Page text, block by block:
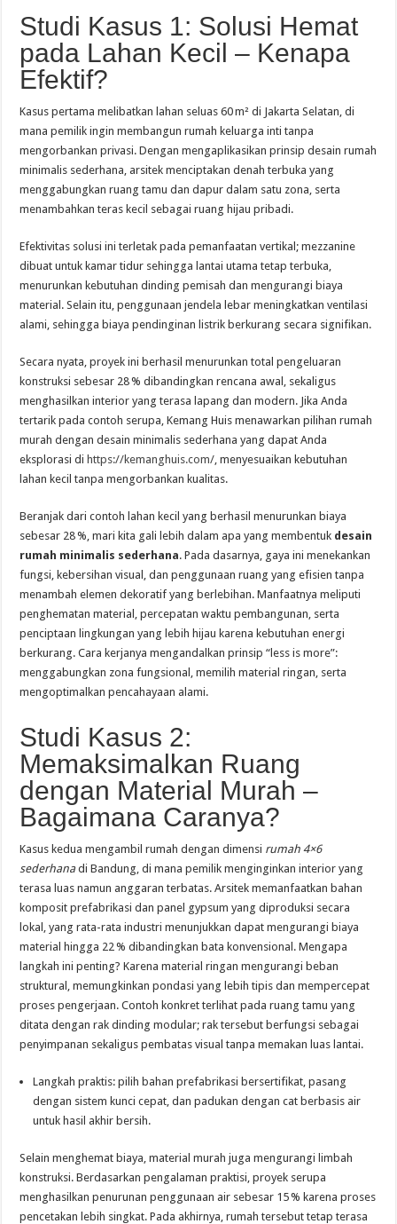
Studi Kasus 1: Solusi Hemat
pada Lahan Kecil – Kenapa
Efektif?
Kasus pertama melibatkan lahan seluas 60 m² di Jakarta Selatan, di
mana pemilik ingin membangun rumah keluarga inti tanpa
mengorbankan privasi. Dengan mengaplikasikan prinsip desain rumah
minimalis sederhana, arsitek menciptakan denah terbuka yang
menggabungkan ruang tamu dan dapur dalam satu zona, serta
menambahkan teras kecil sebagai ruang hijau pribadi.
Efektivitas solusi ini terletak pada pemanfaatan vertikal; mezzanine
dibuat untuk kamar tidur sehingga lantai utama tetap terbuka,
menurunkan kebutuhan dinding pemisah dan mengurangi biaya
material. Selain itu, penggunaan jendela lebar meningkatkan ventilasi
alami, sehingga biaya pendinginan listrik berkurang secara signifikan.
Secara nyata, proyek ini berhasil menurunkan total pengeluaran
konstruksi sebesar 28 % dibandingkan rencana awal, sekaligus
menghasilkan interior yang terasa lapang dan modern. Jika Anda
tertarik pada contoh serupa, Kemang Huis menawarkan pilihan rumah
murah dengan desain minimalis sederhana yang dapat Anda
eksplorasi di https://kemanghuis.com/ , menyesuaikan kebutuhan
lahan kecil tanpa mengorbankan kualitas.
Beranjak dari contoh lahan kecil yang berhasil menurunkan biaya
sebesar 28 %, mari kita gali lebih dalam apa yang membentuk desain
rumah minimalis sederhana. Pada dasarnya, gaya ini menekankan
fungsi, kebersihan visual, dan penggunaan ruang yang efisien tanpa
menambah elemen dekoratif yang berlebihan. Manfaatnya meliputi
penghematan material, percepatan waktu pembangunan, serta
penciptaan lingkungan yang lebih hijau karena kebutuhan energi
berkurang. Cara kerjanya mengandalkan prinsip “less is more”:
menggabungkan zona fungsional, memilih material ringan, serta
mengoptimalkan pencahayaan alami.
Studi Kasus 2:
Memaksimalkan Ruang
dengan Material Murah –
Bagaimana Caranya?
Kasus kedua mengambil rumah dengan dimensi rumah 4×6
sederhanadi Bandung, di mana pemilik menginginkan interior yang
terasa luas namun anggaran terbatas. Arsitek memanfaatkan bahan
komposit prefabrikasi dan panel gypsum yang diproduksi secara
lokal, yang rata-rata industri menunjukkan dapat mengurangi biaya
material hingga 22 % dibandingkan bata konvensional. Mengapa
langkah ini penting? Karena material ringan mengurangi beban
struktural, memungkinkan pondasi yang lebih tipis dan mempercepat
proses pengerjaan. Contoh konkret terlihat pada ruang tamu yang
ditata dengan rak dinding modular; rak tersebut berfungsi sebagai
penyimpanan sekaligus pembatas visual tanpa memakan luas lantai.
Langkah praktis: pilih bahan prefabrikasi bersertifikat, pasang
dengan sistem kunci cepat, dan padukan dengan cat berbasis air
untuk hasil akhir bersih.
Selain menghemat biaya, material murah juga mengurangi limbah
konstruksi. Berdasarkan pengalaman praktisi, proyek serupa
menghasilkan penurunan penggunaan air sebesar 15 % karena proses
pencetakan lebih singkat. Pada akhirnya, rumah tersebut tetap terasa